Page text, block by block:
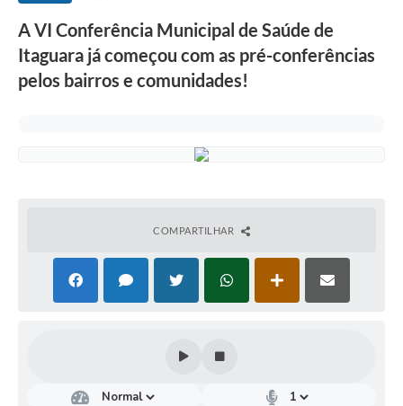
A VI Conferência Municipal de Saúde de
Itaguara já começou com as pré-conferências
pelos bairros e comunidades!
COMPARTILHAR